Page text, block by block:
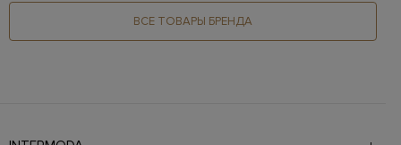
ВСЕ ТОВАРЫ БРЕНДА